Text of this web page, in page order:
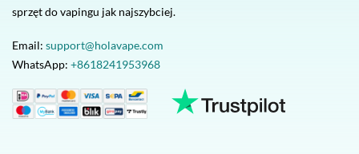
sprzęt do vapingu jak najszybciej.
Email: support@holavape.com
WhatsApp: +8618241953968